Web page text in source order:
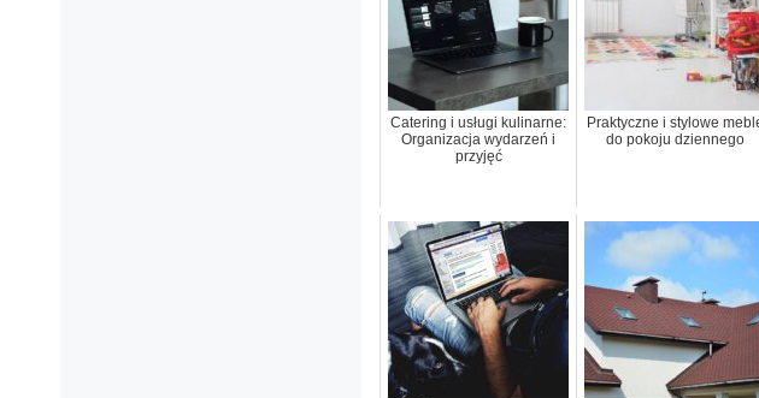
Catering i usługi kulinarne:
Organizacja wydarzeń i
przyjęć
Praktyczne i stylowe
do pokoju dziennego